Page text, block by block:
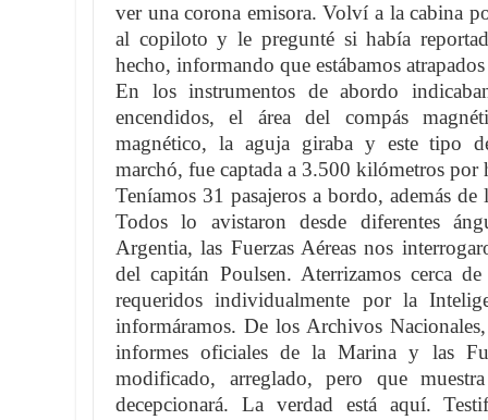
ver una corona emisora. Volví a la cabina
al copiloto y le pregunté si había
hecho, informando que estábamos
En los instrumentos de abordo
encendidos, el área del compás
magnético, la aguja giraba y este tipo
marchó, fue captada a 3.500 kilómetros por
Teníamos 31 pasajeros a bordo, además
Todos lo avistaron desde diferentes
Argentia, las Fuerzas Aéreas nos
del capitán Poulsen. Aterrizamos cerca
requeridos individualmente por la
informáramos. De los Archivos
informes oficiales de la Marina y las
modificado, arreglado, pero que
decepcionará. La verdad está aquí.